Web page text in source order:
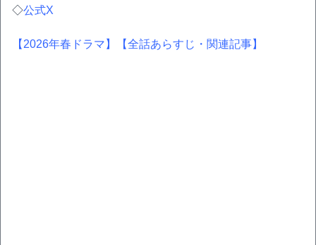
◇公式X
【2026年春ドラマ】 【全話あらすじ・関連記事】